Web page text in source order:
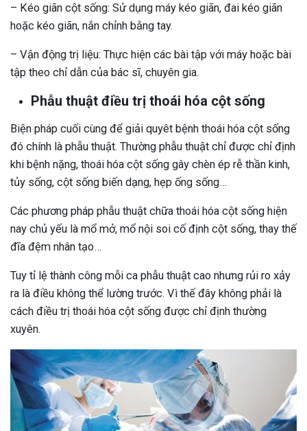
– Kéo giãn cột sống: Sử dụng máy kéo giãn, đai kéo giãn
hoặc kéo giãn, nắn chỉnh bằng tay.
– Vận động trị liệu: Thực hiện các bài tập với máy hoặc bài
tập theo chỉ dẫn của bác sĩ, chuyên gia.
Phẫu thuật điều trị thoái hóa cột sống
Biện pháp cuối cùng để giải quyêt bệnh thoái hóa cột sống
đó chính là phẫu thuật. Thường phẫu thuật chỉ được chỉ định
khi bệnh nặng, thoái hóa cột sống gây chèn ép rễ thần kinh,
tủy sống, cột sống biến dạng, hẹp ống sống…
Các phương pháp phẫu thuật chữa thoái hóa cột sống hiện
nay chủ yếu là mổ mở, mổ nội soi cố định cột sống, thay thế
đĩa đệm nhân tạo…
Tuy tỉ lệ thành công mỗi ca phẫu thuật cao nhưng rủi ro xảy
ra là điều không thể lường trước. Vì thế đây không phải là
cách điều trị thoái hóa cột sống được chỉ định thường
xuyên.